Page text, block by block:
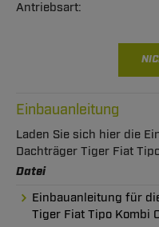
Einbauanleitung
Laden Sie sich hier die
Dachträger Tiger Fiat
Datei
Einbauanleitung für
Tiger Fiat Tipo Kombi